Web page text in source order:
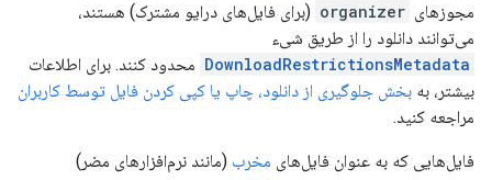
مجوزهای organizer (برای فایل‌های درایو مشترک) هستند،
می‌توانند دانلود را از طریق شیء
DownloadRestrictionsMetadata محدود کنند. برای اطلاعات
بیشتر، به بخش جلوگیری از دانلود، چاپ یا کپی کردن فایل توسط کاربران
مراجعه کنید.
فایل‌هایی که به عنوان فایل‌های مخرب (مانند نرم‌افزارهای مضر)